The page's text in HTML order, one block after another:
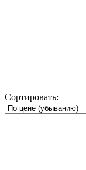
Сортировать: